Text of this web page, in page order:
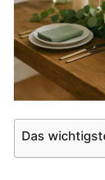
Das